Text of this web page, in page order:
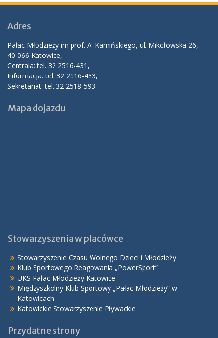
Adres
Pałac Młodzieży im prof. A. Kamińskiego, ul. Mikołowska 26,
40-066 Katowice,
Centrala: tel. 32 2516-431,
Informacja: tel. 32 2516-433,
Sekretariat: tel. 32 2518-593
Mapa dojazdu
Stowarzyszenia w placówce
Stowarzyszenie Czasu Wolnego Dzieci i Młodzieży
Klub Sportowego Reagowania „PowerSport”
UKS Pałac Młodzieży Katowice
Międzyszkolny Klub Sportowy „Pałac Młodzieży” w
Katowicach
Katowickie Stowarzyszenie Pływackie
Przydatne strony